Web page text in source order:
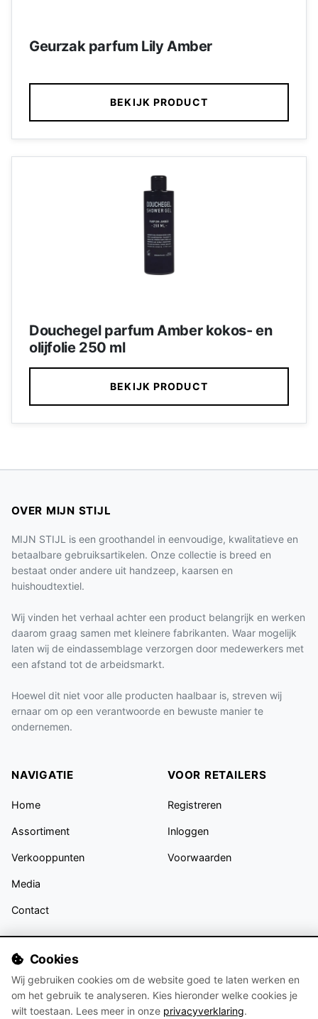
Geurzak parfum Lily Amber
BEKIJK PRODUCT
Douchegel parfum Amber kokos- en
olijfolie 250 ml
BEKIJK PRODUCT
OVER MIJN STIJL
MIJN STIJL is een groothandel in eenvoudige, kwalitatieve en
betaalbare gebruiksartikelen. Onze collectie is breed en
bestaat onder andere uit handzeep, kaarsen en
huishoudtextiel.
Wij vinden het verhaal achter een product belangrijk en werken
daarom graag samen met kleinere fabrikanten. Waar mogelijk
laten wij de eindassemblage verzorgen door medewerkers met
een afstand tot de arbeidsmarkt.
Hoewel dit niet voor alle producten haalbaar is, streven wij
ernaar om op een verantwoorde en bewuste manier te
ondernemen.
NAVIGATIE
Home
Assortiment
Verkooppunten
Media
Contact
VOOR RETAILERS
Registreren
Inloggen
Voorwaarden
VOLG ONS
Cookies
Wij gebruiken cookies om de website goed te laten werken en
om het gebruik te analyseren. Kies hieronder welke cookies je
wilt toestaan. Lees meer in onze privacyverklaring.